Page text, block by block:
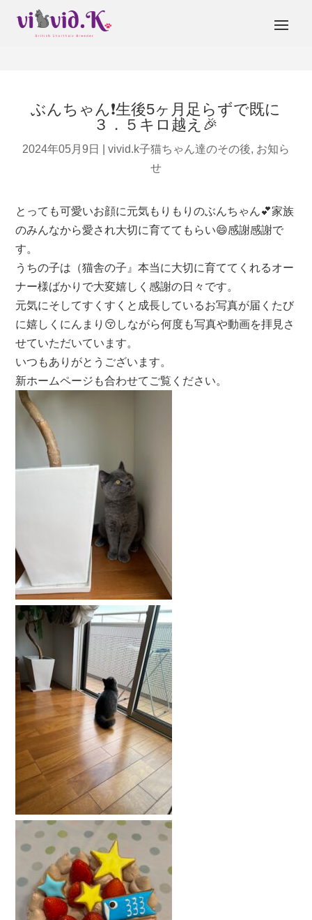
ぶんちゃん❗生後5ヶ月足らずで既に
３．５キロ越え🎉
2024年05月9日 vivid.k子猫ちゃん達のその後, お知ら
せ
とっても可愛いお顔に元気もりもりのぶんちゃん💕家族
のみんなから愛され大切に育ててもらい😄感謝感謝で
す。
うちの子は（猫舎の子』本当に大切に育ててくれるオー
ナー様ばかりで大変嬉しく感謝の日々です。
元気にそしてすくすくと成長しているお写真が届くたび
に嬉しくにんまり😚しながら何度も写真や動画を拝見さ
せていただいています。
いつもありがとうございます。
新ホームページも合わせてご覧ください。